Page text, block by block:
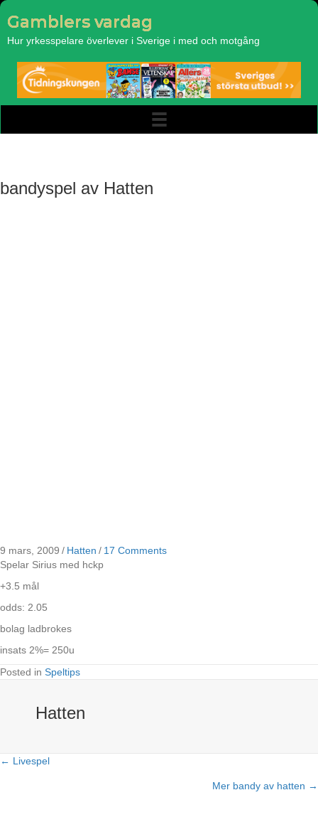
Gamblers vardag
Hur yrkesspelare överlever i Sverige i med och motgång
bandyspel av Hatten
9 mars, 2009 / Hatten / 17 Comments
Spelar Sirius med hckp
+3.5 mål
odds: 2.05
bolag ladbrokes
insats 2%= 250u
Posted in Speltips
Hatten
Posts
← Livespel
Mer bandy av hatten →